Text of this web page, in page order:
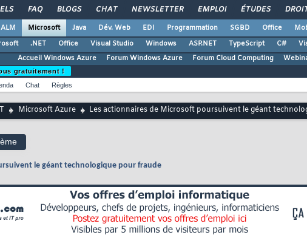
FAQ BLOGS CHAT NEWSLETTER EMPLOI ÉTUDES
ALM Microsoft Java Dév. Web EDI Programmation SGBD Office
.NET Office Visual Studio Windows ASP.NET TypeScript C#
Accueil Windows Azure
Forum Windows Azure Forum Cloud Computing
gratuitement !
Chat Règles
Microsoft Azure Les actionnaires de Microsoft poursuivent le géant
le géant technologique pour fraude